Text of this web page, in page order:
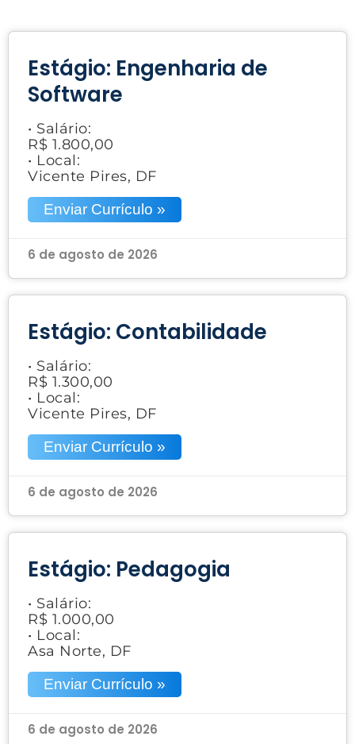
Estágio: Engenharia de
Software
• Salário:
R$ 1.800,00
• Local:
Vicente Pires, DF
Enviar Currículo »
6 de agosto de 2026
Estágio: Contabilidade
• Salário:
R$ 1.300,00
• Local:
Vicente Pires, DF
Enviar Currículo »
6 de agosto de 2026
Estágio: Pedagogia
• Salário:
R$ 1.000,00
• Local:
Asa Norte, DF
Enviar Currículo »
6 de agosto de 2026